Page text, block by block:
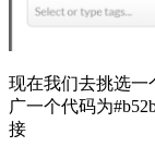
现在我们去挑选一
广一个代码为
接